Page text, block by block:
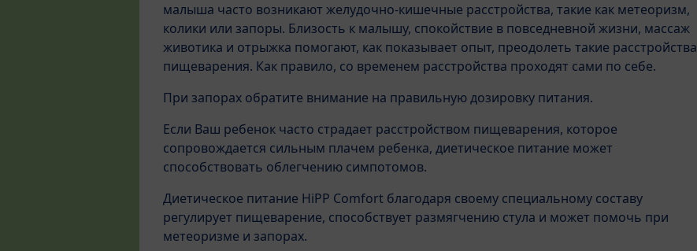
малыша часто возникают желудочно-кишечные расстройства, такие как метеоризм,
колики или запоры. Близость к малышу, спокойствие в повседневной жизни, массаж
животика и отрыжка помогают, как показывает опыт, преодолеть такие расстройства
пищеварения. Как правило, со временем расстройства проходят сами по себе.
При запорах обратите внимание на правильную дозировку питания.
Если Ваш ребенок часто страдает расстройством пищеварения, которое
сопровождается сильным плачем ребенка, диетическое питание может
способствовать облегчению симпотомов.
Диетическое питание HiPP Comfort благодаря своему специальному составу
регулирует пищеварение, способствует размягчению стула и может помочь при
метеоризме и запорах.